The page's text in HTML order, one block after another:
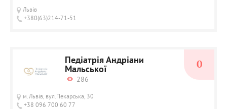
Львів
+380(63)214-71-51
Педіатрія Андріани
Мальської
286
м.Львів, вул.Пекарська, 30
+38 096 700 60 77
0